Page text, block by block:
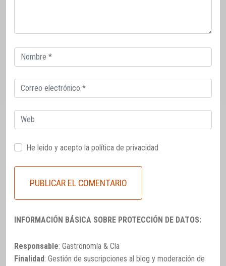
Correo
electrónico
Correo
electrónico
Web
He leido y acepto la política de privacidad
INFORMACIÓN BÁSICA SOBRE PROTECCIÓN DE DATOS:
Responsable: Gastronomía & Cía
Finalidad: Gestión de suscripciones al blog y moderación de